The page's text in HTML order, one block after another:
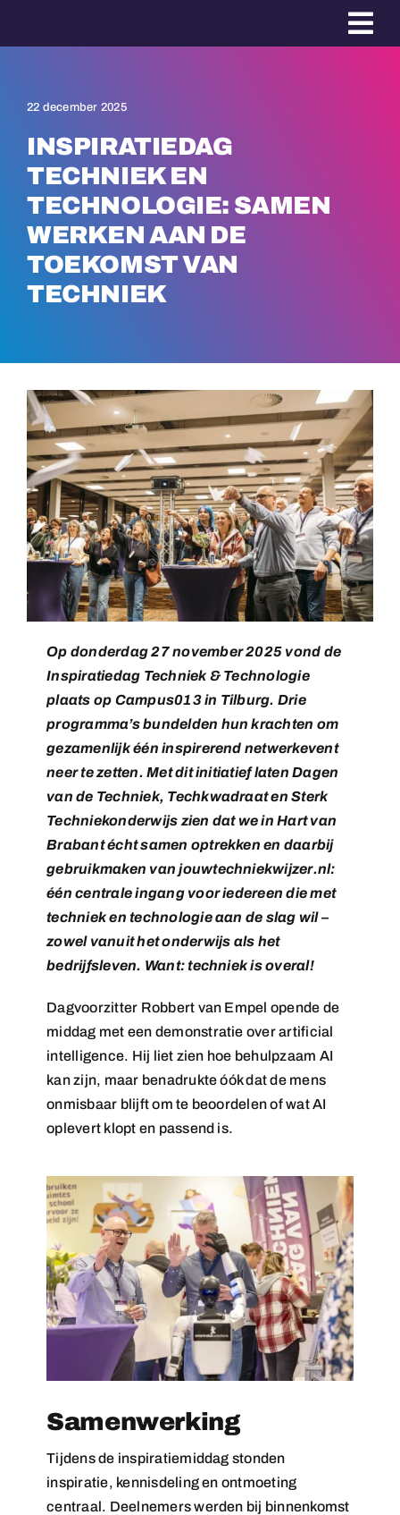
22 december 2025
INSPIRATIEDAG
TECHNIEK EN
TECHNOLOGIE: SAMEN
WERKEN AAN DE
TOEKOMST VAN
TECHNIEK
Op donderdag 27 november 2025 vond de
Inspiratiedag Techniek & Technologie
plaats op Campus013 in Tilburg. Drie
programma’s bundelden hun krachten om
gezamenlijk één inspirerend netwerkevent
neer te zetten. Met dit initiatief laten Dagen
van de Techniek, Techkwadraat en Sterk
Techniekonderwijs zien dat we in Hart van
Brabant écht samen optrekken en daarbij
gebruikmaken van jouwtechniekwijzer.nl:
één centrale ingang voor iedereen die met
techniek en technologie aan de slag wil –
zowel vanuit het onderwijs als het
bedrijfsleven. Want: techniek is overal!
Dagvoorzitter Robbert van Empel opende de
middag met een demonstratie over artificial
intelligence. Hij liet zien hoe behulpzaam AI
kan zijn, maar benadrukte óók dat de mens
onmisbaar blijft om te beoordelen of wat AI
oplevert klopt en passend is.
Samenwerking
Tijdens de inspiratiemiddag stonden
inspiratie, kennisdeling en ontmoeting
centraal. Deelnemers werden bij binnenkomst